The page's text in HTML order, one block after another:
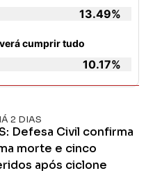
13.49%
cumprir tudo
10.17%
2 DIAS
Defesa Civil confirma
morte e cinco
após ciclone